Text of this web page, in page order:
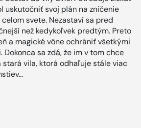
uskutočniť svoj plán na zničenie
svete. Nezastaví sa pred
než kedykoľvek predtým. Preto
a magické vône ochrániť všetkými
Dokonca sa zdá, že im v tom chce
vila, ktorá odhaľuje stále viac